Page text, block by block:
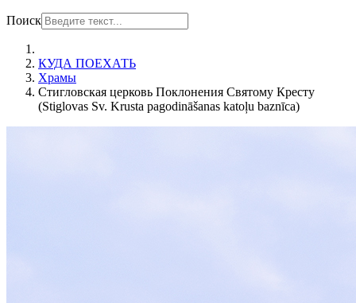
Поиск
КУДА ПОЕХАТЬ
Храмы
Стигловская церковь Поклонения Святому Кресту
(Stiglovas Sv. Krusta pagodināšanas katoļu baznīca)